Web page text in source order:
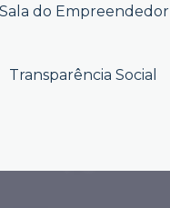
Sala do Empreendedor
Transparência Social